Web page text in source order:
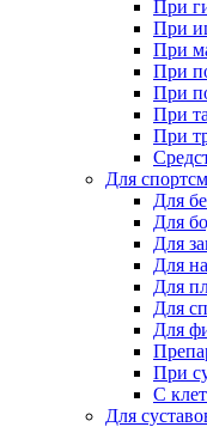
При
При
При
При
При
При
При
Для
Для
Для
Для
Для
Для
Для
Для
При
С
Для